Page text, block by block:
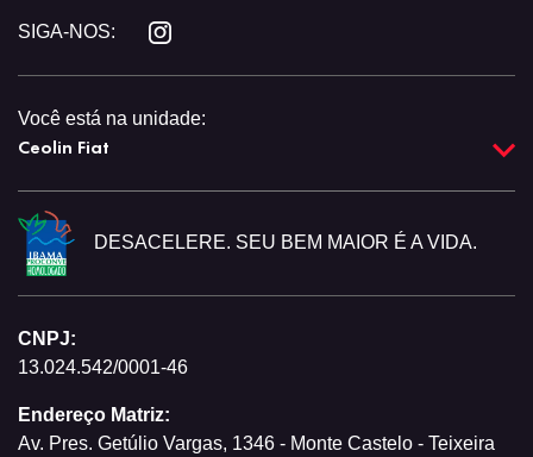
SIGA-NOS:
Você está na unidade:
Ceolin Fiat
DESACELERE. SEU BEM MAIOR É A VIDA.
CNPJ:
13.024.542/0001-46
Endereço Matriz:
Av. Pres. Getúlio Vargas, 1346 - Monte Castelo - Teixeira